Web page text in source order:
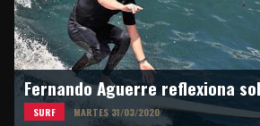
SURF MARTES 31/03/2020